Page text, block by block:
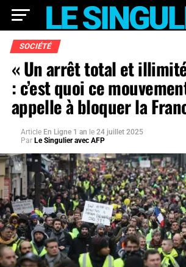
SOCIÉTÉ
« Un arrêt total et
: c’est quoi ce
appelle à bloquer la
Article En Ligne 1 an le 24 juillet 2025
Par Le Singulier avec AFP